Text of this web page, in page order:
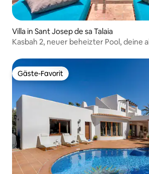
Villa in Sant Josep de sa Talaia
Kasbah 2, neuer beheizter Pool, deine
Gäste-Favorit
Gäste-Favorit